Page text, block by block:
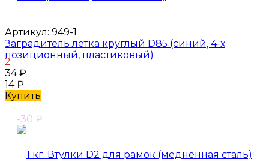
Артикул: 949-1
Заградитель летка круглый D85 (синий, 4-х
позиционный, пластиковый)
2
34₽
14₽
Купить
-30 ₽